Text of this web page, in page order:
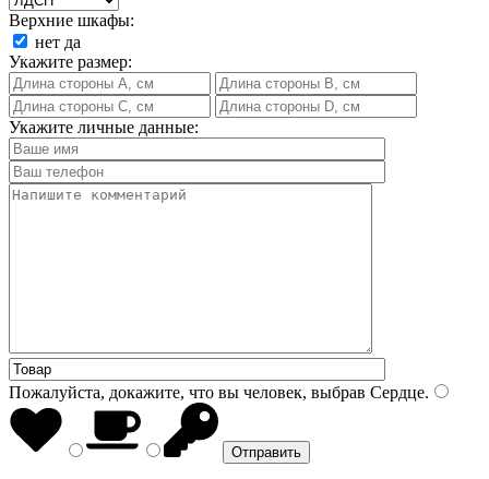
Верхние шкафы:
нет да
Укажите размер:
Укажите личные данные:
Пожалуйста, докажите, что вы человек, выбрав Сердце.